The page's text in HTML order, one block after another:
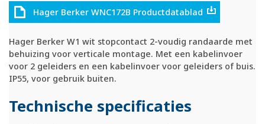
Hager Berker WNC172B Productdatablad
Hager Berker W1 wit stopcontact 2-voudig randaarde met
behuizing voor verticale montage. Met een kabelinvoer
voor 2 geleiders en een kabelinvoer voor geleiders of buis.
IP55, voor gebruik buiten.
Technische specificaties